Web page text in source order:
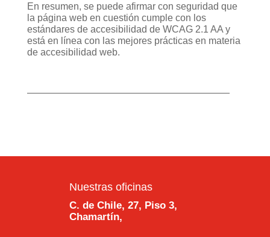
En resumen, se puede afirmar con seguridad que
la página web en cuestión cumple con los
estándares de accesibilidad de WCAG 2.1 AA y
está en línea con las mejores prácticas en materia
de accesibilidad web.
—————————————————————
Nuestras oficinas
C. de Chile, 27, Piso 3,
Chamartín,